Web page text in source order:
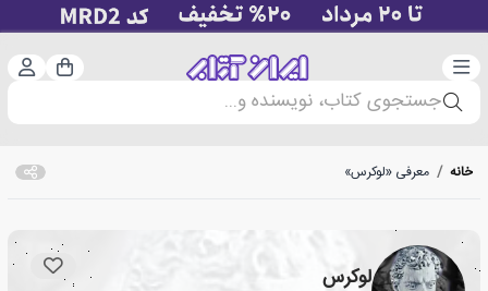
دسته‌بندی سبد
جستجوی کتاب، نویسنده و...
خانه / معرفی «لوکرس»
لوکرس